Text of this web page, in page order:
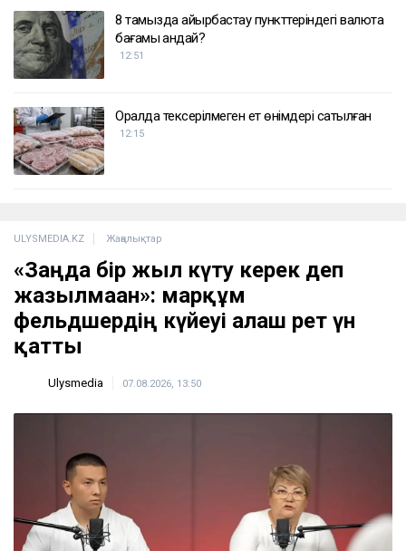
8 тамызда айырбастау пункттеріндегі валюта
бағамы қандай?
12:51
Оралда тексерілмеген ет өнімдері сатылған
12:15
ULYSMEDIA.KZ Жаңалықтар
«Заңда бір жыл күту керек деп
жазылмаған»: марқұм
фельдшердің күйеуі алғаш рет үн
қатты
Ulysmedia 07.08.2026, 13:50